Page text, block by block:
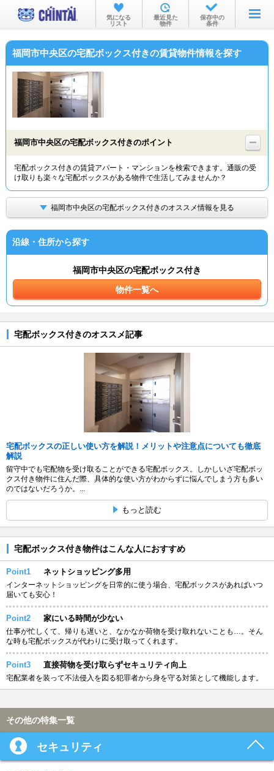
お部屋を探す
沿線・駅から
物件特集から
TOP
気になる
リスト
最近見た
物件
保存中の
条件
福岡市中央区の宅配ボックス付きの賃貸物件情報を探す
福岡市中央区の宅配ボックス付きのポイント
宅配ボックス付きの賃貸アパート・マンションを検索できます。通販の受
け取りも楽々な宅配ボックスがある物件で生活してみませんか？
福岡市中央区の宅配ボックス付きのオススメ情報を見る
沿線・住所から探す
福岡市中央区の宅配ボックス付き
物件一覧へ
宅配ボックス付きのオススメ記事
宅配ボックスの正しい使い方を解説！メリットや注意点についても徹底
解説
留守中でも宅配物を受け取ることができる宅配ボックス。しかしいざ宅配ボッ
クス付き物件に住んだ際、具体的な使い方がわからずに悩んでしまう方も多い
のではないだろうか。...
もっと読む
宅配ボックス付き物件はこんな人におすすめ
Point1 ネットショッピング多用
インターネットショッピングを日常的に使う場合、宅配ボックスがあればいつ
届いても安心！
Point2 家にいる時間が少ない
仕事が忙しくて、帰りも遅いと、なかなか荷物を受け取れないことも…。そん
な時も宅配ボックスが代わりに受け取ってくれます。
Point3 直接荷物を受け取らずセキュリティ向上
宅配業者を装って不法侵入を図る犯罪者から身を守る対策として機能します。
その他の特集一覧
セキュリティ